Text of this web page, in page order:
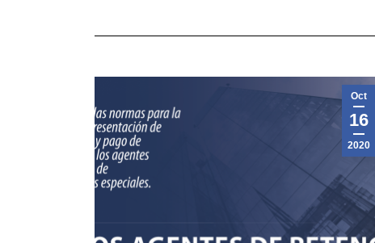
Oct
16
2020